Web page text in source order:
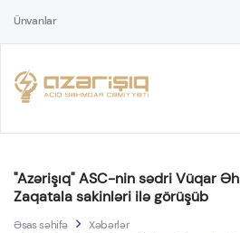
Ünvanlar
"Azərişıq" ASC-nin sədri Vüqar
Zaqatala sakinləri ilə görüşüb
Əsas səhifə
Xəbərlər